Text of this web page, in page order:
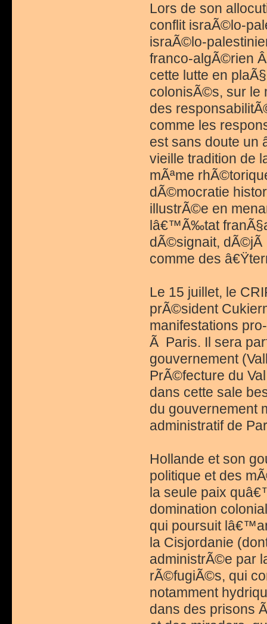
Lors de son
conflit israÃ©lo-
israÃ©lo-
franco-algÃ©rien
cette lutte en
colonisÃ©s, sur le
des
comme les
est sans doute un
vieille tradition de
mÃªme
dÃ©mocratie
illustrÃ©e en
lâ€™Ã‰tat
dÃ©signait, dÃ©jÃ
comme des
Le 15 juillet, le
prÃ©sident
manifestations
Ã Paris. Il sera
gouvernement
PrÃ©fecture du
dans cette sale
du gouvernement
administratif de
Hollande et son
politique et des
la seule paix
domination
qui poursuit
la Cisjordanie
administrÃ©e par
rÃ©fugiÃ©s, qui
notamment
dans des prisons